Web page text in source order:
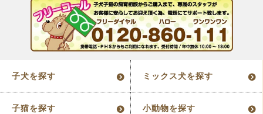
子犬を探す ミックス犬を探す
子猫を探す 小動物を探す